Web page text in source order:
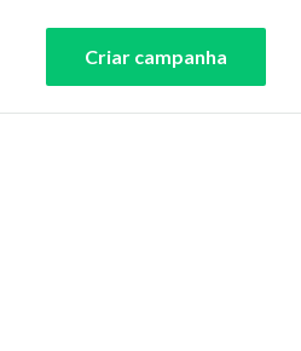
Criar campanha